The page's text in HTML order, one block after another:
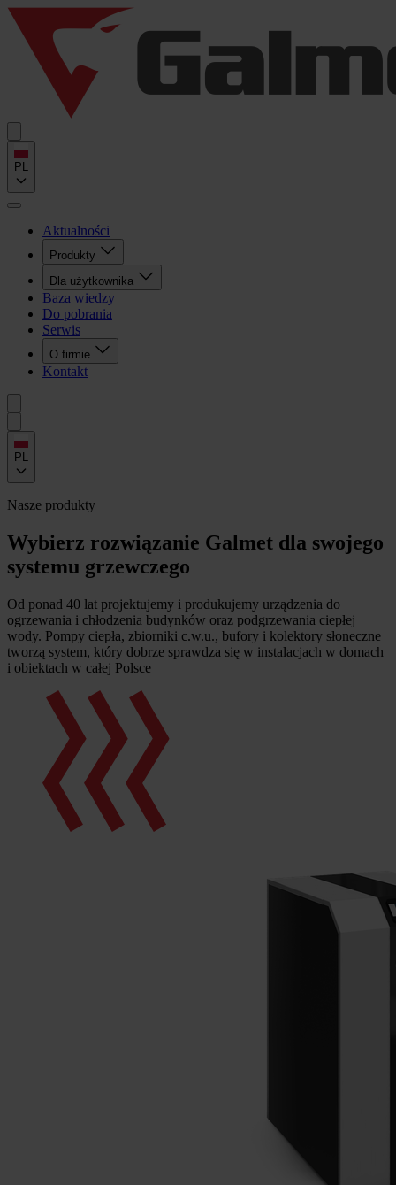
PL
Aktualności
Produkty
Dla użytkownika
Baza wiedzy
Do pobrania
Serwis
O firmie
Kontakt
PL
Nasze produkty
Wybierz rozwiązanie Galmet dla swojego
systemu grzewczego
Od ponad 40 lat projektujemy i produkujemy urządzenia do
ogrzewania i chłodzenia budynków oraz podgrzewania ciepłej
wody. Pompy ciepła, zbiorniki c.w.u., bufory i kolektory słoneczne
tworzą system, który dobrze sprawdza się w instalacjach w domach
i obiektach w całej Polsce
Kategorie produktów